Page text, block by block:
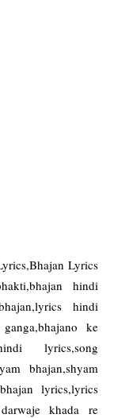
Lyrics
hindi
hindi
ke
lyrics,song
bhajan,shyam
lyrics,lyrics
khada re